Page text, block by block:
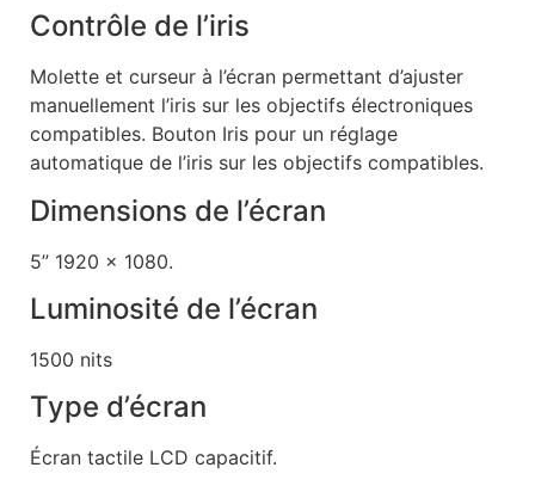
Contrôle de l’iris
Molette et curseur à l’écran permettant d’ajuster
manuellement l’iris sur les objectifs électroniques
compatibles. Bouton Iris pour un réglage
automatique de l’iris sur les objectifs compatibles.
Dimensions de l’écran
5” 1920 x 1080.
Luminosité de l’écran
1500 nits
Type d’écran
Écran tactile LCD capacitif.